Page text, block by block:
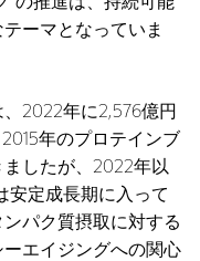
ーマとなっていま
2022年に2,576億円
年のプロテインブ
したが、2022年以
安定成長期に入って
パク質摂取に対する
エイジングへの関心